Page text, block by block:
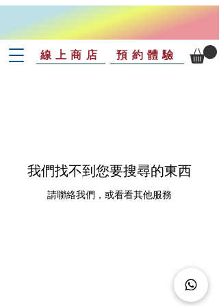
線上商店 預約體驗
我們找不到您要搜尋的東西
請聯絡我們，或看看其他服務